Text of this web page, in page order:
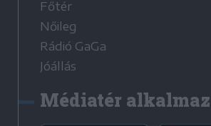
Főtér
Nőileg
Rádió GaGa
Jóállás
Médiatér